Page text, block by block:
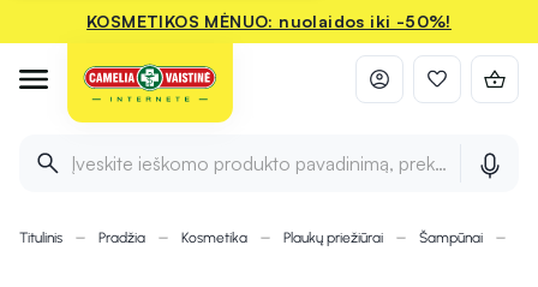
KOSMETIKOS MĖNUO: nuolaidos iki -50%!
Įveskite ieškomo produkto pavadinimą, prekės ženklą ir
Titulinis Pradžia Kosmetika Plaukų priežiūrai Šampūnai